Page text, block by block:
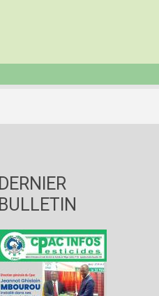
DERNIER
BULLETIN